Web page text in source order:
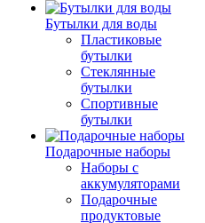
Бутылки для воды
Пластиковые
бутылки
Стеклянные
бутылки
Спортивные
бутылки
Подарочные наборы
Наборы с
аккумуляторами
Подарочные
продуктовые